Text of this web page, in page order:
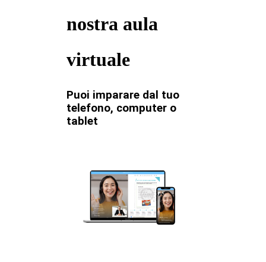
nostra aula
virtuale
Puoi imparare dal tuo
telefono, computer o
tablet